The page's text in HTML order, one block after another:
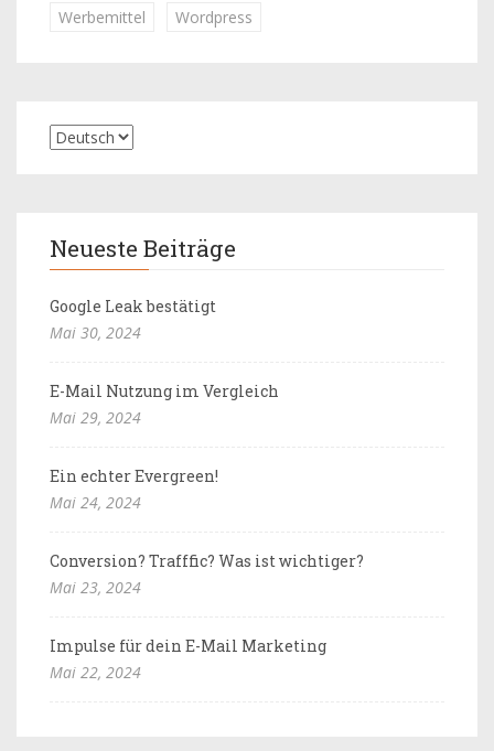
Werbemittel
Wordpress
Neueste Beiträge
Google Leak bestätigt
Mai 30, 2024
E-Mail Nutzung im Vergleich
Mai 29, 2024
Ein echter Evergreen!
Mai 24, 2024
Conversion? Trafffic? Was ist wichtiger?
Mai 23, 2024
Impulse für dein E-Mail Marketing
Mai 22, 2024